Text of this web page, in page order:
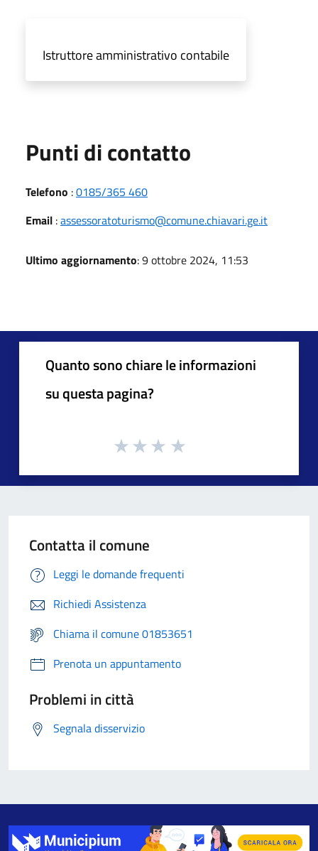
Istruttore amministrativo contabile
Punti di contatto
Telefono :0185/365 460
Email :assessoratoturismo@comune.chiavari.ge.it
Ultimo aggiornamento: 9 ottobre 2024, 11:53
Quanto sono chiare le informazioni
su questa pagina?
Contatta il comune
Leggi le domande frequenti
Richiedi Assistenza
Chiama il comune 01853651
Prenota un appuntamento
Problemi in città
Segnala disservizio